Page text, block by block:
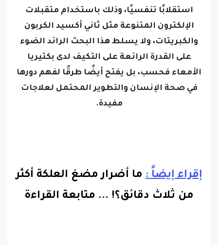
استقلابًا تنفسيًا، وذلك باستخدام متقبلات
الإلكترون المتنوعة مثل ثاني أكسيد الكربون
والكبريتات، ولا يسلط هذا البحث الرائد الضوء
على القدرة الرائعة على التكيف لدى بكتيريا
الأمعاء فحسب، بل يفتح أيضًا طرقًا لفهم دورها
في صحة الإنسان والتطوير المحتمل لعلاجات
مفيدة.
إقراء إيضاً : ما أضرار مضغ العلكة أكثر
من ثلاث دقائق؟! ... متابعة القراءة